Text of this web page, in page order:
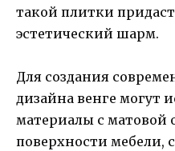
такой плитки
эстетический шарм.
Для создания
дизайна венге могут
материалы с матовой
поверхности мебели,